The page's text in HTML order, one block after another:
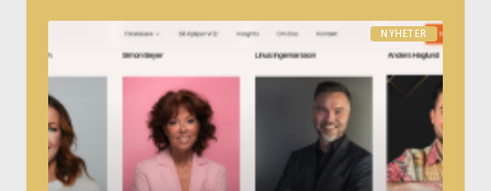
NYHETER